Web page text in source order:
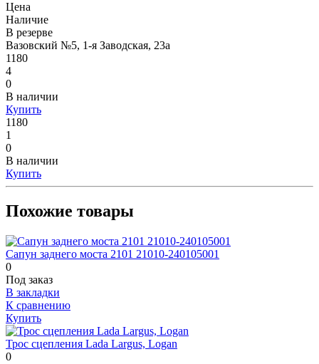
Цена
Наличие
В резерве
Вазовский №5, 1-я Заводская, 23а
1180
4
0
В наличии
Купить
1180
1
0
В наличии
Купить
Похожие товары
Сапун заднего моста 2101 21010-240105001
0
Под заказ
В закладки
К сравнению
Купить
Трос сцепления Lada Largus, Logan
0